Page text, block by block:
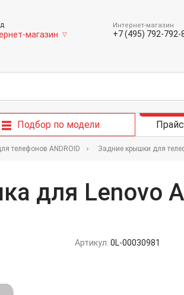
магазин ▽
Интернет-магазин
+7 (495) 792-792-
Подбор по модели
телефонов ANDROID Задние крышки для
для Lenovo
Артикул: 0L-00030981